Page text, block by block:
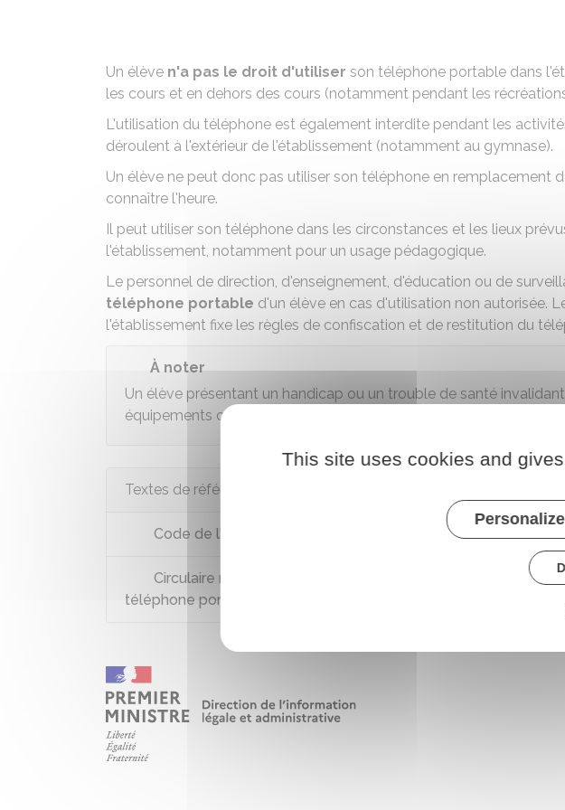
Un élève n'a pas le droit d'utiliser son téléphone portable dans
les cours et en dehors des cours (notamment pendant les
L'utilisation du téléphone est également interdite pendant les
déroulent à l'extérieur de l'établissement (notamment au gymnase).
Un élève ne peut donc pas utiliser son téléphone en remplacement
connaître l'heure.
Il peut utiliser son téléphone dans les circonstances et les lieux
l'établissement, notamment pour un usage pédagogique.
Le personnel de direction, d'enseignement, d'éducation ou de
téléphone portable d'un élève en cas d'utilisation non autorisée.
l'établissement fixe les règles de confiscation et de restitution du
À noter
Un élève présentant un handicap ou un trouble de santé
équipements connectés si son
Textes de référence
Code de l'éducation : articles L511-1 à L511-5
Circulaire n°2018-114 du 26 septembre 2018 relative à
téléphone portable à l'école et au collège
This site uses cookies and
Personalize